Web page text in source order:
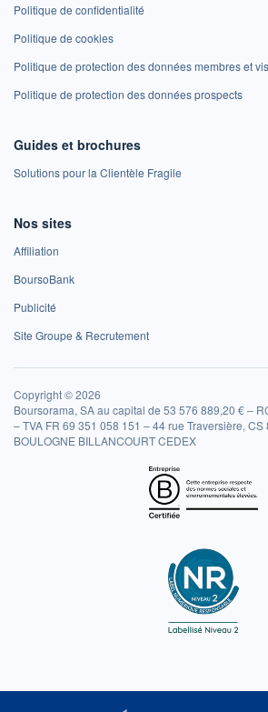
Politique de confidentialité
Politique de cookies
Politique de protection des données membres et
Politique de protection des données prospects
Guides et brochures
Solutions pour la Clientèle Fragile
Nos sites
Affiliation
BoursoBank
Publicité
Site Groupe & Recrutement
Copyright © 2026
Boursorama, SA au capital de 53 576 889,20 € –
– TVA FR 69 351 058 151 – 44 rue Traversière,
BOULOGNE BILLANCOURT CEDEX